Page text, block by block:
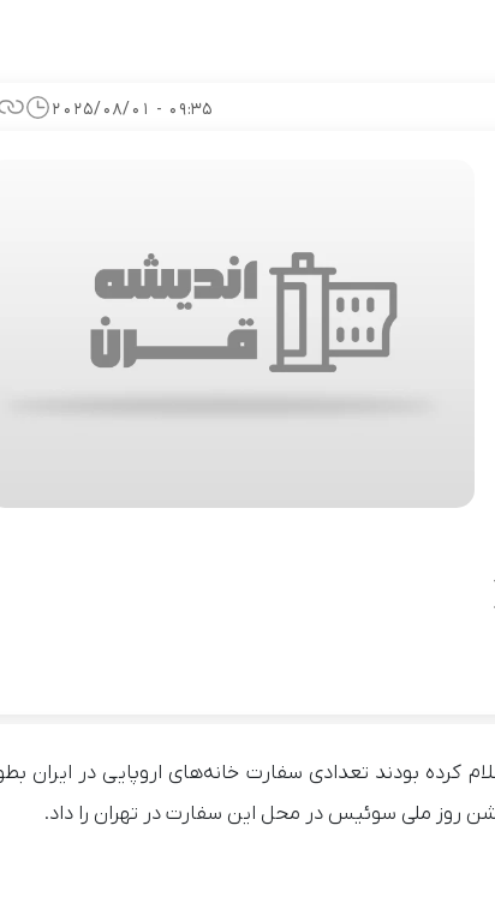
09:35 - 2025/08/01
کرده بودند تعدادی سفارت خانه‌های اروپایی در ایران
روز ملی سوئیس در محل این سفارت در تهران را داد.